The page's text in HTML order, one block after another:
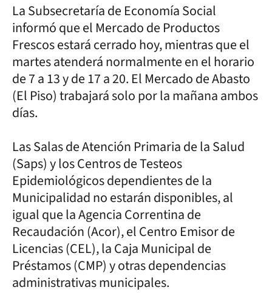
La Subsecretaría de Economía Social
informó que el Mercado de Productos
Frescos estará cerrado hoy, mientras que el
martes atenderá normalmente en el horario
de 7 a 13 y de 17 a 20. El Mercado de Abasto
(El Piso) trabajará solo por la mañana ambos
días.
Las Salas de Atención Primaria de la Salud
(Saps) y los Centros de Testeos
Epidemiológicos dependientes de la
Municipalidad no estarán disponibles, al
igual que la Agencia Correntina de
Recaudación (Acor), el Centro Emisor de
Licencias (CEL), la Caja Municipal de
Préstamos (CMP) y otras dependencias
administrativas municipales.